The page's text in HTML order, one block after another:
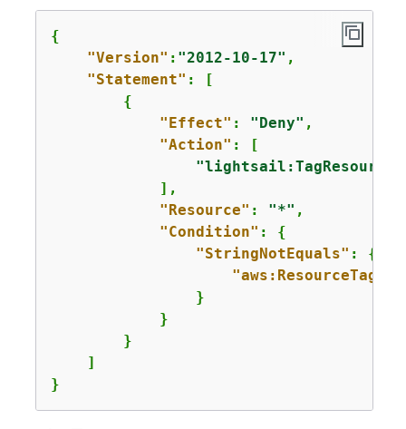
{
"Version" : "2012-10-17" ,
"Statement" : [
{
"Effect" : "Deny" ,
"Action" : [
"lightsail:TagResource"
            ],
"Resource" : "*" ,
"Condition" : {
"StringNotEquals" : {
"aws:ResourceTag/
                }
            }
        }
    ]
}